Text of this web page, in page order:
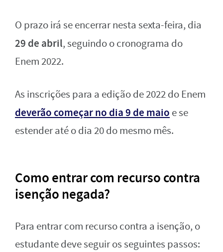
O prazo irá se encerrar nesta sexta-feira, dia
29 de abril, seguindo o cronograma do
Enem 2022.
As inscrições para a edição de 2022 do Enem
deverão começar no dia 9 de maio e se
estender até o dia 20 do mesmo mês.
Como entrar com recurso contra
isenção negada?
Para entrar com recurso contra a isenção, o
estudante deve seguir os seguintes passos: